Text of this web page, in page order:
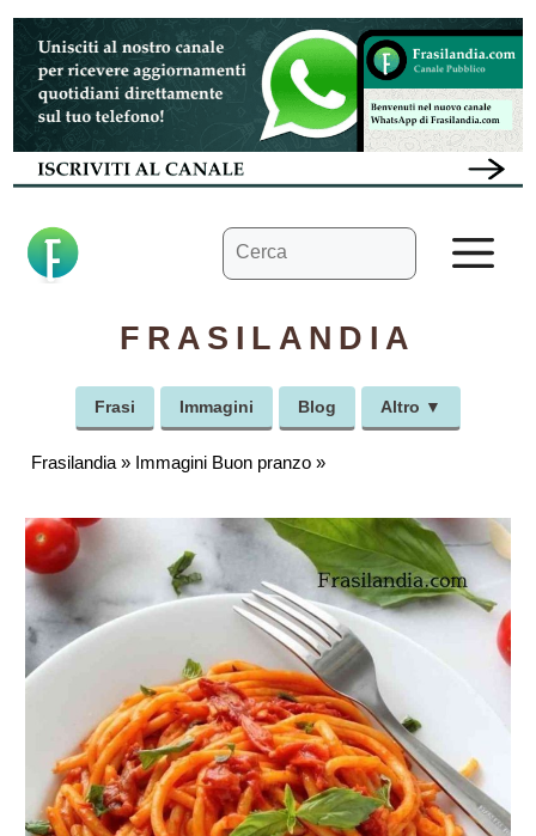
Vai
contenuto
Ricerca
per:
FRASILANDIA
Frasi Immagini Blog Altro ▼
Frasilandia » Immagini Buon pranzo »